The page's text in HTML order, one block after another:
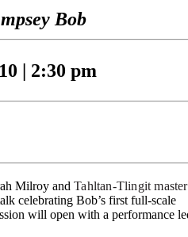
Bob
| 2:30 pm
Milroy and Tahltan-Tlingit master
celebrating Bob’s first full-scale
will open with a performance